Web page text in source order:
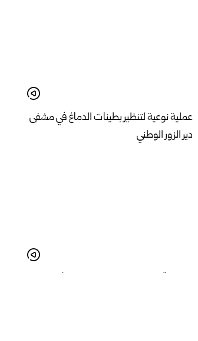
عملية نوعية لتنظير بطينات الدماغ في مشفى
دير الزور الوطني